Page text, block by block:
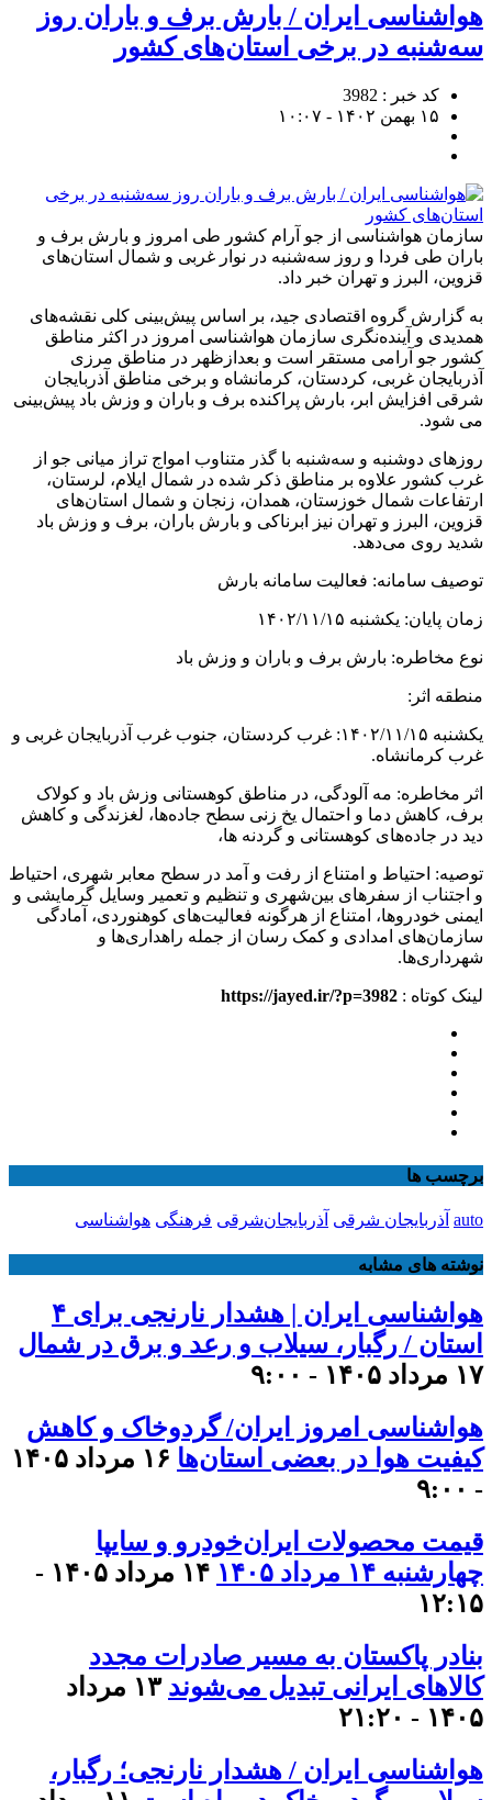
هواشناسی ایران / بارش برف و باران روز
سه‌شنبه در برخی استان‌های کشور
کد خبر : 3982
۱۵ بهمن ۱۴۰۲ - ۱۰:۰۷
سازمان هواشناسی از جو آرام کشور طی امروز و بارش برف و
باران طی فردا و روز سه‌شنبه در نوار غربی و شمال استان‌های
قزوین، البرز و تهران خبر داد.
به گزارش گروه اقتصادی جید، بر اساس پیش‌بینی کلی نقشه‌های
همدیدی و آینده‌نگری سازمان هواشناسی امروز در اکثر مناطق
کشور جو آرامی مستقر است و بعدازظهر در مناطق مرزی
آذربایجان غربی، کردستان، کرمانشاه و برخی مناطق آذربایجان
شرقی افزایش ابر، بارش پراکنده برف و باران و وزش باد پیش‌بینی
می شود.
روزهای دوشنبه و سه‌شنبه با گذر متناوب امواج تراز میانی جو از
غرب کشور علاوه بر مناطق ذکر شده در شمال ایلام، لرستان،
ارتفاعات شمال خوزستان، همدان، زنجان و شمال استان‌های
قزوین، البرز و تهران نیز ابرناکی و بارش باران، برف و وزش باد
شدید روی می‌دهد.
توصیف سامانه: فعالیت سامانه بارش
زمان پایان: یکشنبه ۱۴۰۲/۱۱/۱۵
نوع مخاطره: بارش برف و باران و وزش باد
منطقه اثر:
یکشنبه ۱۴۰۲/۱۱/۱۵: غرب کردستان، جنوب غرب آذربایجان غربی و
غرب کرمانشاه.
اثر مخاطره: مه آلودگی، در مناطق کوهستانی وزش باد و کولاک
برف، کاهش دما و احتمال یخ زنی سطح جاده‌ها، لغزندگی و کاهش
دید در جاده‌های کوهستانی و گردنه ها،
توصیه: احتیاط و امتناع از رفت و آمد در سطح معابر شهری، احتیاط
و اجتناب از سفرهای بین‌شهری و تنظیم و تعمیر وسایل گرمایشی و
ایمنی خودروها، امتناع از هرگونه فعالیت‌های کوهنوردی، آمادگی
سازمان‌های امدادی و کمک رسان از جمله راهداری‌ها و
شهرداری‌ها.
لینک کوتاه : https://jayed.ir/?p=3982
برچسب ها
auto آذربایجان شرقی آذربایجان‌شرقی فرهنگی هواشناسی
نوشته های مشابه
هواشناسی ایران | هشدار نارنجی برای ۴
استان / رگبار، سیلاب و رعد و برق در شمال
۱۷ مرداد ۱۴۰۵ - ۹:۰۰
هواشناسی امروز ایران/ گردوخاک و کاهش
کیفیت هوا در بعضی استان‌ها
۱۶ مرداد ۱۴۰۵
- ۹:۰۰
قیمت محصولات ایران‌خودرو و سایپا
چهارشنبه ۱۴ مرداد ۱۴۰۵
۱۴ مرداد ۱۴۰۵ -
۱۲:۱۵
بنادر پاکستان به مسیر صادرات مجدد
کالاهای ایرانی تبدیل می‌شوند
۱۳ مرداد
۱۴۰۵ - ۲۱:۲۰
هواشناسی ایران / هشدار نارنجی؛ رگبار،